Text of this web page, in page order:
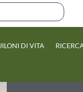
DI VITA